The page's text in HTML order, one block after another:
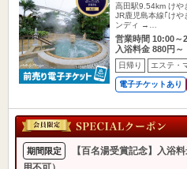
高田駅9.54km けや
JR鹿児島本線｢けや
ンディ →…
営業時間 10:00～
入浴料金 880円～
日帰り エステ・
電子チケットあり
期間限定
【百名湯受賞記念】入浴